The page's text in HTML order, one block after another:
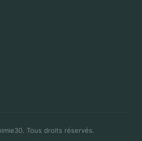
Tous droits réservés.